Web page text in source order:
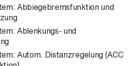
Abbiegebremsfunktion und
Ablenkungs- und
Autom. Distanzregelung (ACC